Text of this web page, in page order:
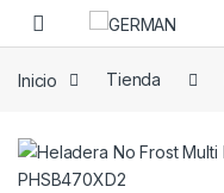
Skip to navigation
Skip to content
Inicio Tienda